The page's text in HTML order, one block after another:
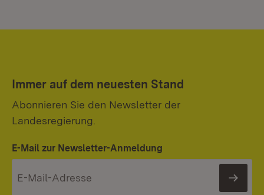
Immer auf dem neuesten Stand
Abonnieren Sie den Newsletter der
Landesregierung.
E-Mail zur Newsletter-Anmeldung